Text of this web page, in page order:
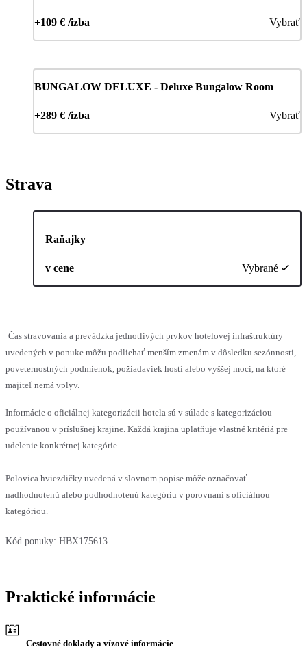
+109 € /izba Vybrať
BUNGALOW DELUXE - Deluxe Bungalow Room
+289 € /izba Vybrať
Strava
Raňajky
v cene Vybrané
Čas stravovania a prevádzka jednotlivých prvkov hotelovej infraštruktúry
uvedených v ponuke môžu podliehať menším zmenám v dôsledku sezónnosti,
poveternostných podmienok, požiadaviek hostí alebo vyššej moci, na ktoré
majiteľ nemá vplyv.
Informácie o oficiálnej kategorizácii hotela sú v súlade s kategorizáciou
používanou v príslušnej krajine. Každá krajina uplatňuje vlastné kritériá pre
udelenie konkrétnej kategórie.
Polovica hviezdičky uvedená v slovnom popise môže označovať
nadhodnotenú alebo podhodnotenú kategóriu v porovnaní s oficiálnou
kategóriou.
Kód ponuky: HBX175613
Praktické informácie
Cestovné doklady a vízové informácie